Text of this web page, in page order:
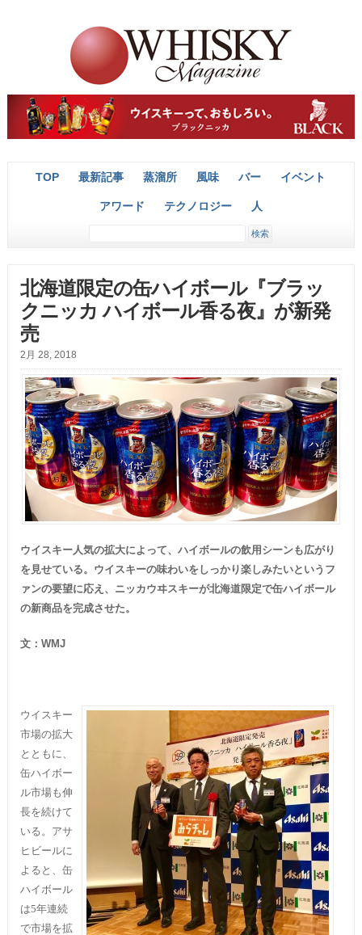
TOP 最新記事 蒸溜所 風味 バー イベント
アワード テクノロジー 人
北海道限定の缶ハイボール『ブラッ
クニッカ ハイボール香る夜』が新発
売
2月 28, 2018
ウイスキー人気の拡大によって、ハイボールの飲用シーンも広がり
を見せている。ウイスキーの味わいをしっかり楽しみたいというフ
ァンの要望に応え、ニッカウヰスキーが北海道限定で缶ハイボール
の新商品を完成させた。
文： WMJ
ウイスキー
市場の拡大
とともに、
缶ハイボー
ル市場も伸
長を続けて
いる。アサ
ヒビールに
よると、缶
ハイボール
は5年連続
で市場を拡